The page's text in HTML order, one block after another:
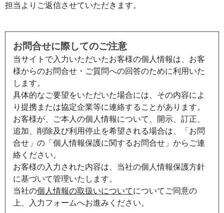
担当よりご返信させていただきます。
お問合せに際してのご注意
当サイトで入力いただいたお客様の個人情報は、お客
様からのお問合せ・ご質問への回答のために利用いた
します。
具体的なご要望をいただいた場合には、その内容によ
り提携または協定企業等に連絡することがあります。
お客様が、ご本人の個人情報について、開示、訂正、
追加、削除及び利用停止を希望される場合は、「お問
合せ」の「個人情報保護に関するお問合せ」からご連
絡ください。
お客様の入力された内容は、当社の個人情報保護方針
に基づいて管理いたします。
当社の個人情報の取扱いについてについてご同意の
上、入力フォームへお進みください。